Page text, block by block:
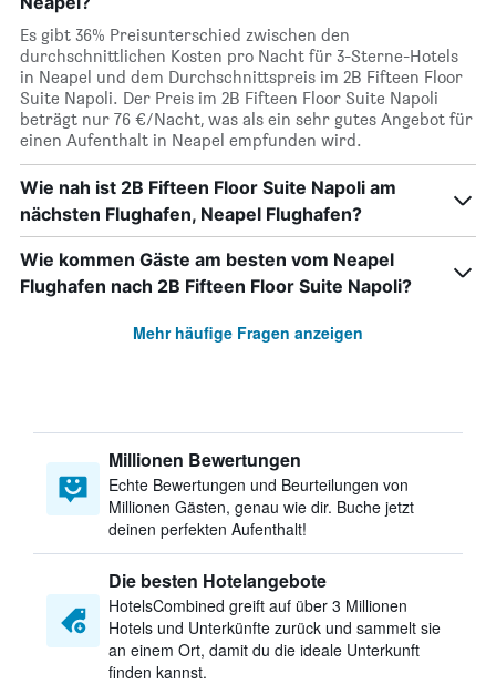
Es gibt 36% Preisunterschied zwischen den
durchschnittlichen Kosten pro Nacht für 3-Sterne-Hotels
in Neapel und dem Durchschnittspreis im 2B Fifteen Floor
Suite Napoli. Der Preis im 2B Fifteen Floor Suite Napoli
beträgt nur 76 €/Nacht, was als ein sehr gutes Angebot für
einen Aufenthalt in Neapel empfunden wird.
Wie nah ist 2B Fifteen Floor Suite Napoli am
nächsten Flughafen, Neapel Flughafen?
Wie kommen Gäste am besten vom Neapel
Flughafen nach 2B Fifteen Floor Suite Napoli?
Mehr häufige Fragen anzeigen
Millionen Bewertungen
Echte Bewertungen und Beurteilungen von
Millionen Gästen, genau wie dir. Buche jetzt
deinen perfekten Aufenthalt!
Die besten Hotelangebote
HotelsCombined greift auf über 3 Millionen
Hotels und Unterkünfte zurück und sammelt sie
an einem Ort, damit du die ideale Unterkunft
finden kannst.